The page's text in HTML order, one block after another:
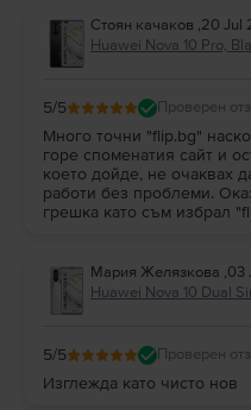
Стоян качаков ,20 Jul
Huawei Nova 10 Pro,
5/5 Проверен
Много точни "flip.bg"
горе споменатия сайт и
което дойде, не очаквах
работи без проблеми.
грешка като съм избрал
Мария Желязкова ,03
Huawei Nova 10 Dual
5/5 Проверен
Изглежда като чисто нов